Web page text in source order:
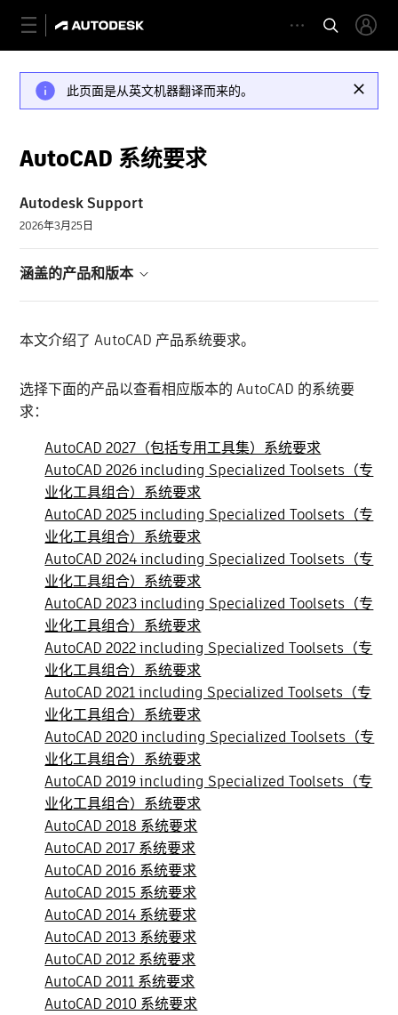
此页面是从英文机器翻译而来的。
AutoCAD 系统要求
Autodesk Support
2026年3月25日
涵盖的产品和版本
本文介绍了 AutoCAD 产品系统要求。
选择下面的产品以查看相应版本的 AutoCAD 的系统要
求：
AutoCAD 2027（包括专用工具集）系统要求
AutoCAD 2026 including Specialized Toolsets（专
业化工具组合）系统要求
AutoCAD 2025 including Specialized Toolsets（专
业化工具组合）系统要求
AutoCAD 2024 including Specialized Toolsets（专
业化工具组合）系统要求
AutoCAD 2023 including Specialized Toolsets（专
业化工具组合）系统要求
AutoCAD 2022 including Specialized Toolsets（专
业化工具组合）系统要求
AutoCAD 2021 including Specialized Toolsets（专
业化工具组合）系统要求
AutoCAD 2020 including Specialized Toolsets（专
业化工具组合）系统要求
AutoCAD 2019 including Specialized Toolsets（专
业化工具组合）系统要求
AutoCAD 2018 系统要求
AutoCAD 2017 系统要求
AutoCAD 2016 系统要求
AutoCAD 2015 系统要求
AutoCAD 2014 系统要求
AutoCAD 2013 系统要求
AutoCAD 2012 系统要求
AutoCAD 2011 系统要求
AutoCAD 2010 系统要求